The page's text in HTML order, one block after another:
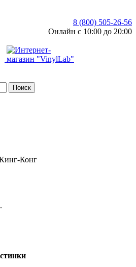
8 (800) 505-26-56
Онлайн с 10:00 до 20:00
Поиск
Конг